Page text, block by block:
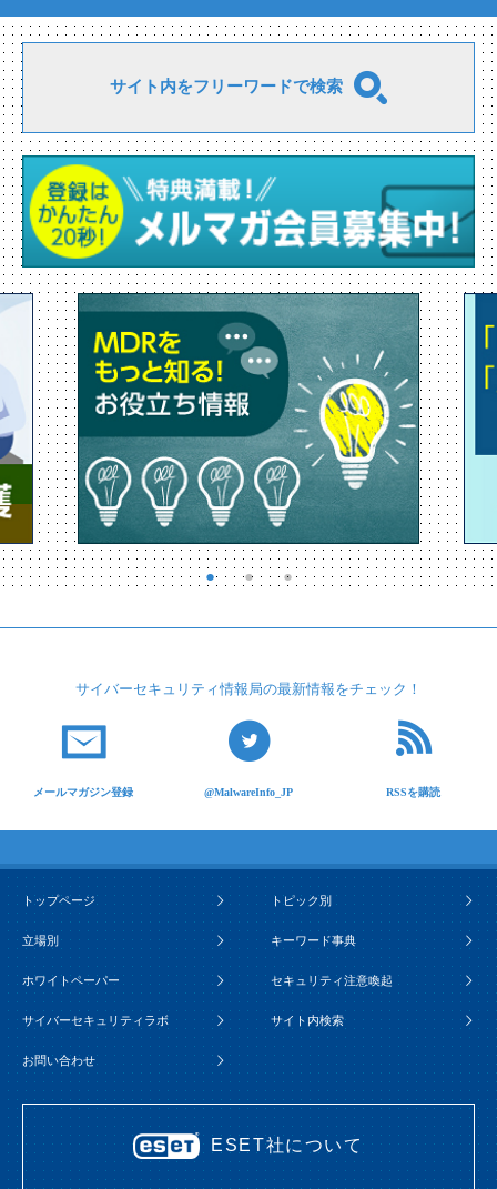
サイト内をフリーワードで検索
サイバーセキュリティ情報局の最新情報をチェック！
メールマガジン登録 @MalwareInfo_JP RSSを購読
トップページ トピック別
立場別 キーワード事典
ホワイトペーパー セキュリティ注意喚起
サイバーセキュリティラボ サイト内検索
お問い合わせ
ESET社について